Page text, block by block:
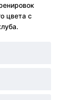
цвета с